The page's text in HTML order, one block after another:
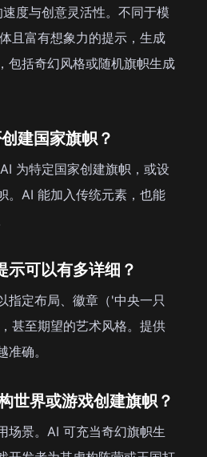
度与创意灵活性。不同于模
且富有想象力的提示，生成
包括奇幻风格或随机旗帜生成
建国家旗帜？
为特定国家创建旗帜，或设
。AI 能加入传统元素，也能
示可以有多详细？
指定布局、徽章（'中央一只
甚至期望的艺术风格。提供
确。
世界或游戏创建旗帜？
场景。AI 可充当奇幻旗帜生